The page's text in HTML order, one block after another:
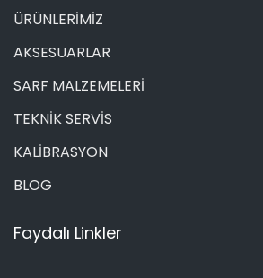
ÜRÜNLERİMİZ
AKSESUARLAR
SARF MALZEMELERİ
TEKNİK SERVİS
KALİBRASYON
BLOG
Faydalı Linkler